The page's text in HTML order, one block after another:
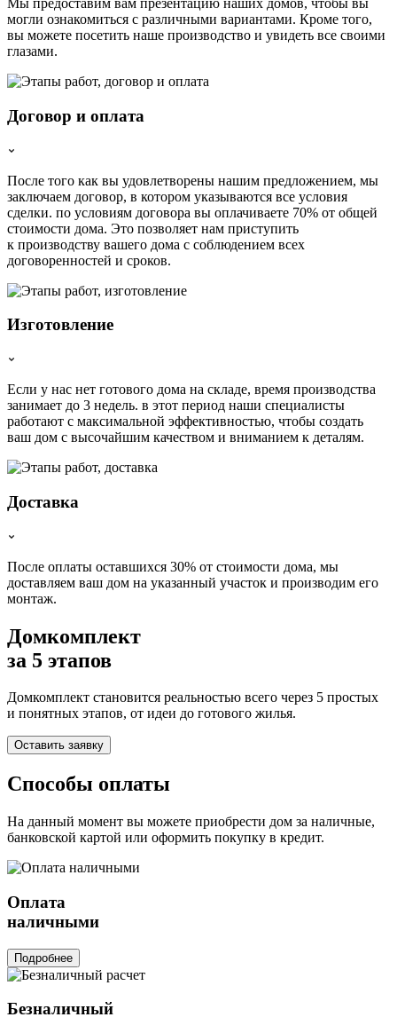
Мы предоставим вам презентацию наших домов, чтобы вы
могли ознакомиться с различными вариантами. Кроме того,
вы можете посетить наше производство и увидеть все своими
глазами.
Договор и оплата
После того как вы удовлетворены нашим предложением, мы
заключаем договор, в котором указываются все условия
сделки. по условиям договора вы оплачиваете 70% от общей
стоимости дома. Это позволяет нам приступить
к производству вашего дома с соблюдением всех
договоренностей и сроков.
Изготовление
Если у нас нет готового дома на складе, время производства
занимает до 3 недель. в этот период наши специалисты
работают с максимальной эффективностью, чтобы создать
ваш дом с высочайшим качеством и вниманием к деталям.
Доставка
После оплаты оставшихся 30% от стоимости дома, мы
доставляем ваш дом на указанный участок и производим его
монтаж.
Домкомплект
за 5 этапов
Домкомплект становится реальностью всего через 5 простых
и понятных этапов, от идеи до готового жилья.
Оставить заявку
Способы оплаты
На данный момент вы можете приобрести дом за наличные,
банковской картой или оформить покупку в кредит.
Оплата
наличными
Подробнее
Безналичный